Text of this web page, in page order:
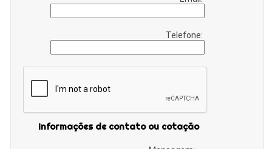
Telefone:
Informações de contato ou cotação